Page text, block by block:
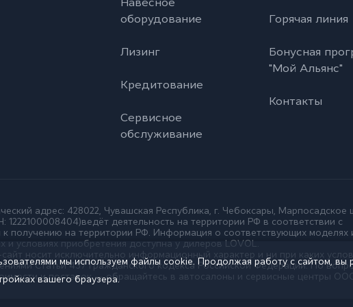
оборудование
Лизинг
Кредитование
Сервисное
обслуживание
Горячая линия
Бонусная
"Мой Альянс"
Контакты
адрес: 428022, Чувашская Республика, г. Чебоксары, Марпосадское
деятельность на территории РФ в соответствии с
получению на территории РФ. Информация о соответствующих моделях
условиях приобретения доступна у дилеров LOVOL.
носит исключительно информационный характер и ни при каких
Статьи 437 Гражданского кодекса Российской Федерации. По
и поставок — обращайтесь в автосалоны и сервисные центры
мы используем файлы cookie. Продолжая работу с сайтом, вы
вашего браузера.